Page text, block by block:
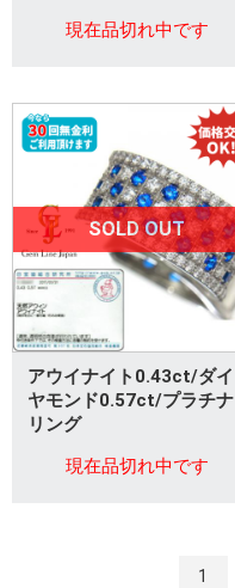
現在品切れ中です
SOLD OUT
アウイナイト0.43ct/ダイ
ヤモンド0.57ct/プラチナ
リング
現在品切れ中です
1